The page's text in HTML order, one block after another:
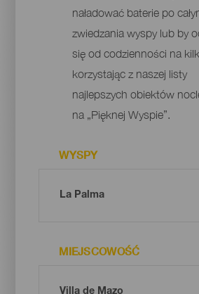
naładować baterie po
zwiedzania wyspy lub by
się od codzienności na
korzystając z naszej listy
najlepszych obiektów
na „Pięknej Wyspie”.
WYSPY
MIEJSCOWOŚĆ